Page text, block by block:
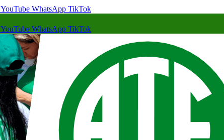
YouTube WhatsApp TikTok
YouTube WhatsApp TikTok